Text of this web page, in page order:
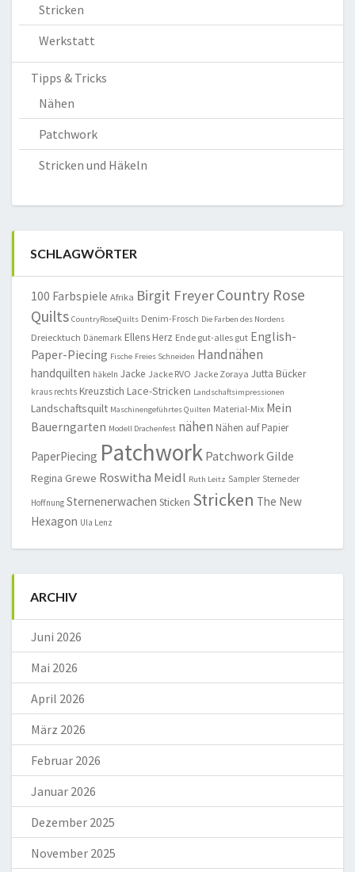
Stricken
Werkstatt
Tipps & Tricks
Nähen
Patchwork
Stricken und Häkeln
SCHLAGWÖRTER
100 Farbspiele Afrika Birgit FreyerCountry Rose
Quilts CountryRoseQuilts Denim-Frosch Die Farben des Nordens
Dreiecktuch Dänemark Ellens Herz Ende gut-alles gut English-
Paper-Piecing Fische Freies Schneiden Handnähen
handquilten häkeln Jacke Jacke RVO Jacke Zoraya Jutta Bücker
kraus rechts Kreuzstich Lace-Stricken Landschaftsimpressionen
Landschaftsquilt Maschinengeführtes Quilten Material-Mix Mein
Bauerngarten Modell Drachenfest nähen Nähen auf Papier
PaperPiecing Patchwork Patchwork Gilde
Regina Grewe Roswitha Meidl Ruth Leitz Sampler Sterne der
Hoffnung Sternenerwachen Sticken Stricken The New
Hexagon Ula Lenz
ARCHIV
Juni 2026
Mai 2026
April 2026
März 2026
Februar 2026
Januar 2026
Dezember 2025
November 2025